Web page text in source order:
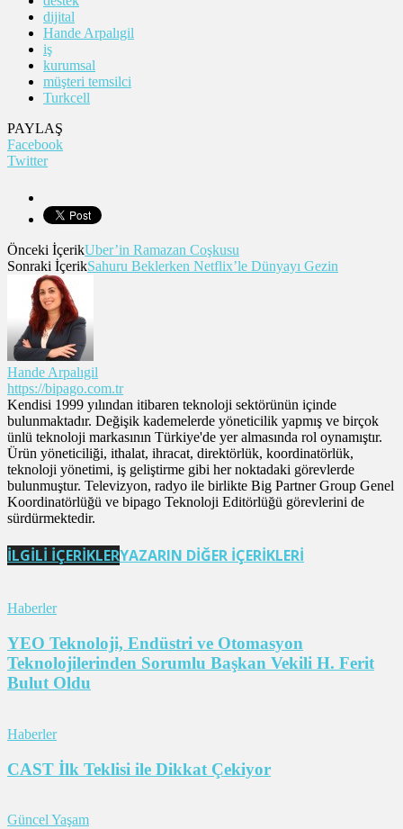
dijital
Hande Arpalıgil
iş
kurumsal
müşteri temsilci
Turkcell
PAYLAŞ
Facebook
Twitter
Önceki İçerikUber’in Ramazan Coşkusu
Sonraki İçerikSahuru Beklerken Netflix’le Dünyayı Gezin
Hande Arpalıgil
https://bipago.com.tr
Kendisi 1999 yılından itibaren teknoloji sektörünün içinde
bulunmaktadır. Değişik kademelerde yöneticilik yapmış ve birçok
ünlü teknoloji markasının Türkiye'de yer almasında rol oynamıştır.
Ürün yöneticiliği, ithalat, ihracat, direktörlük, koordinatörlük,
teknoloji yönetimi, iş geliştirme gibi her noktadaki görevlerde
bulunmuştur. Televizyon, radyo ile birlikte Big Partner Group Genel
Koordinatörlüğü ve bipago Teknoloji Editörlüğü görevlerini de
sürdürmektedir.
İLGİLİ İÇERİKLERYAZARIN DİĞER İÇERİKLERİ
Haberler
YEO Teknoloji, Endüstri ve Otomasyon
Teknolojilerinden Sorumlu Başkan Vekili H. Ferit
Bulut Oldu
Haberler
CAST İlk Teklisi ile Dikkat Çekiyor
Güncel Yaşam